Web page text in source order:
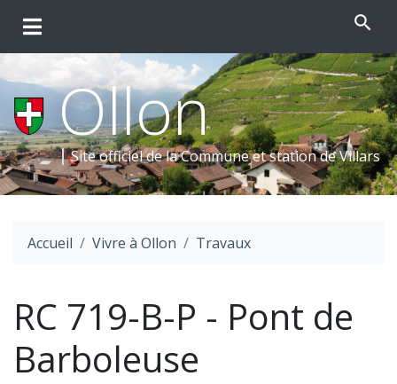
search
Ollon
Site officiel de la Commune etstation de Villars
Accueil Vivre à Ollon Travaux
RC 719-B-P - Pont de
Barboleuse